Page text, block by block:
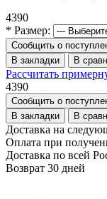
4390
* Размер:
Сообщить о
В закладки
В
Рассчитать
4390
Сообщить о
В закладки
В
Доставка на
Оплата при
Доставка по всей
Возврат 30 дней